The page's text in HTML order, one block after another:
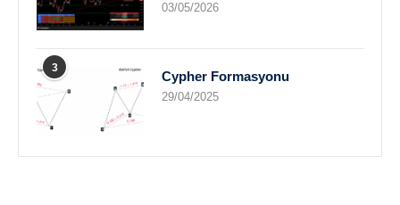
03/05/2026
3
Cypher Formasyonu
29/04/2025